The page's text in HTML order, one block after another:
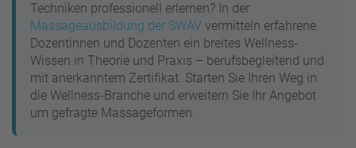
Techniken professionell erlernen? In der
Massageausbildung der SWAV vermitteln erfahrene
Dozentinnen und Dozenten ein breites Wellness-
Wissen in Theorie und Praxis – berufsbegleitend und
mit anerkanntem Zertifikat. Starten Sie Ihren Weg in
die Wellness-Branche und erweitern Sie Ihr Angebot
um gefragte Massageformen.